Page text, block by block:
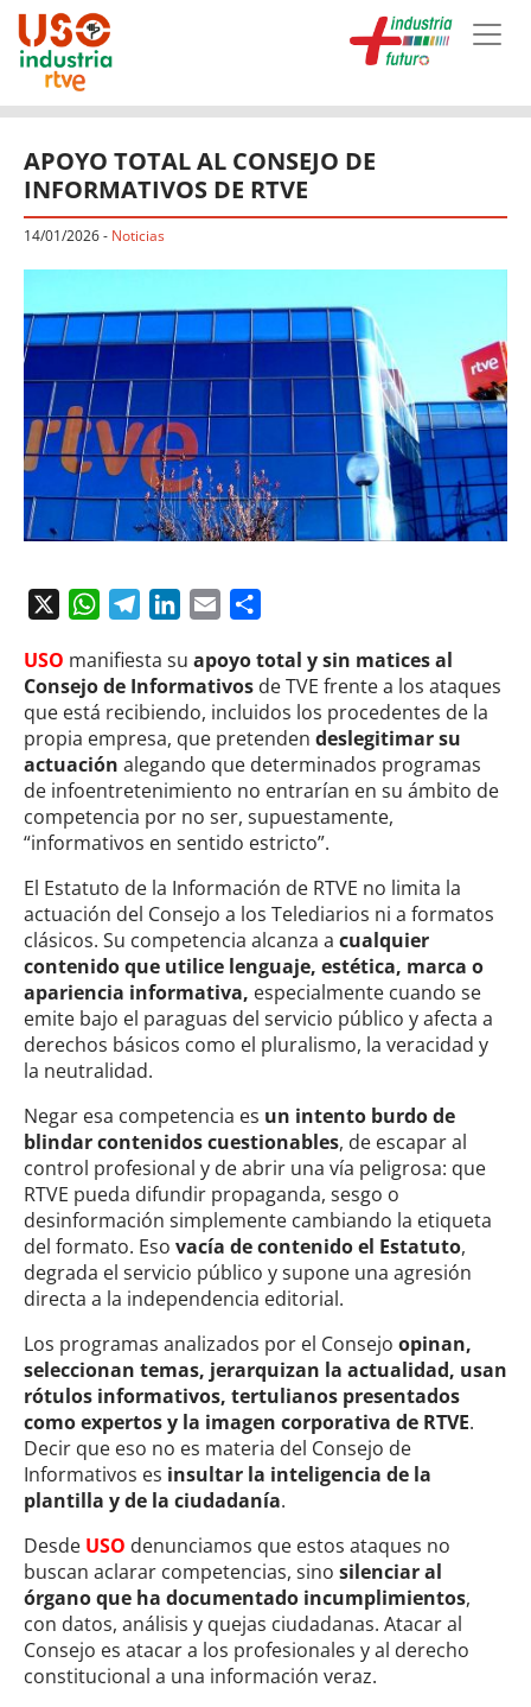
Skip to main content
APOYO TOTAL AL CONSEJO DE
INFORMATIVOS DE RTVE
14/01/2026- Noticias
WhatsAppTelegramLinkedIn
Email
USO manifiesta su apoyo total y sin matices al
Consejo de Informativos de TVE frente a los ataques
que está recibiendo, incluidos los procedentes de la
propia empresa, que pretenden deslegitimar su
actuación alegando que determinados programas
de infoentretenimiento no entrarían en su ámbito de
competencia por no ser, supuestamente,
“informativos en sentido estricto”.
El Estatuto de la Información de RTVE no limita la
actuación del Consejo a los Telediarios ni a formatos
clásicos. Su competencia alcanza a cualquier
contenido que utilice lenguaje, estética, marca o
apariencia informativa, especialmente cuando se
emite bajo el paraguas del servicio público y afecta a
derechos básicos como el pluralismo, la veracidad y
la neutralidad.
Negar esa competencia es un intento burdo de
blindar contenidos cuestionables, de escapar al
control profesional y de abrir una vía peligrosa: que
RTVE pueda difundir propaganda, sesgo o
desinformación simplemente cambiando la etiqueta
del formato. Eso vacía de contenido el Estatuto,
degrada el servicio público y supone una agresión
directa a la independencia editorial.
Los programas analizados por el Consejo opinan,
seleccionan temas, jerarquizan la actualidad, usan
rótulos informativos, tertulianos presentados
como expertos y la imagen corporativa de RTVE.
Decir que eso no es materia del Consejo de
Informativos es insultar la inteligencia de la
plantilla y de la ciudadanía.
Desde USO denunciamos que estos ataques no
buscan aclarar competencias, sino silenciar al
órgano que ha documentado incumplimientos,
con datos, análisis y quejas ciudadanas. Atacar al
Consejo es atacar a los profesionales y al derecho
constitucional a una información veraz.